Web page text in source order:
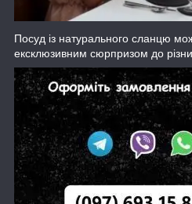
Посуд із натурального сланцю
ексклюзивним сюрпризом до